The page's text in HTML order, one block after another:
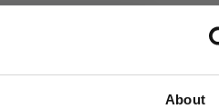
About
Stikkord: